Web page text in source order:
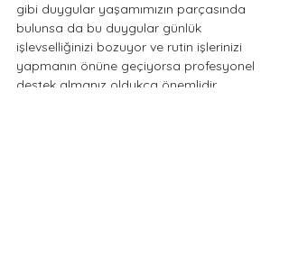
gibi duygular yaşamımızın parçasında
bulunsa da bu duygular günlük
işlevselliğinizi bozuyor ve rutin işlerinizi
yapmanın önüne geçiyorsa profesyonel
destek almanız oldukça önemlidir.